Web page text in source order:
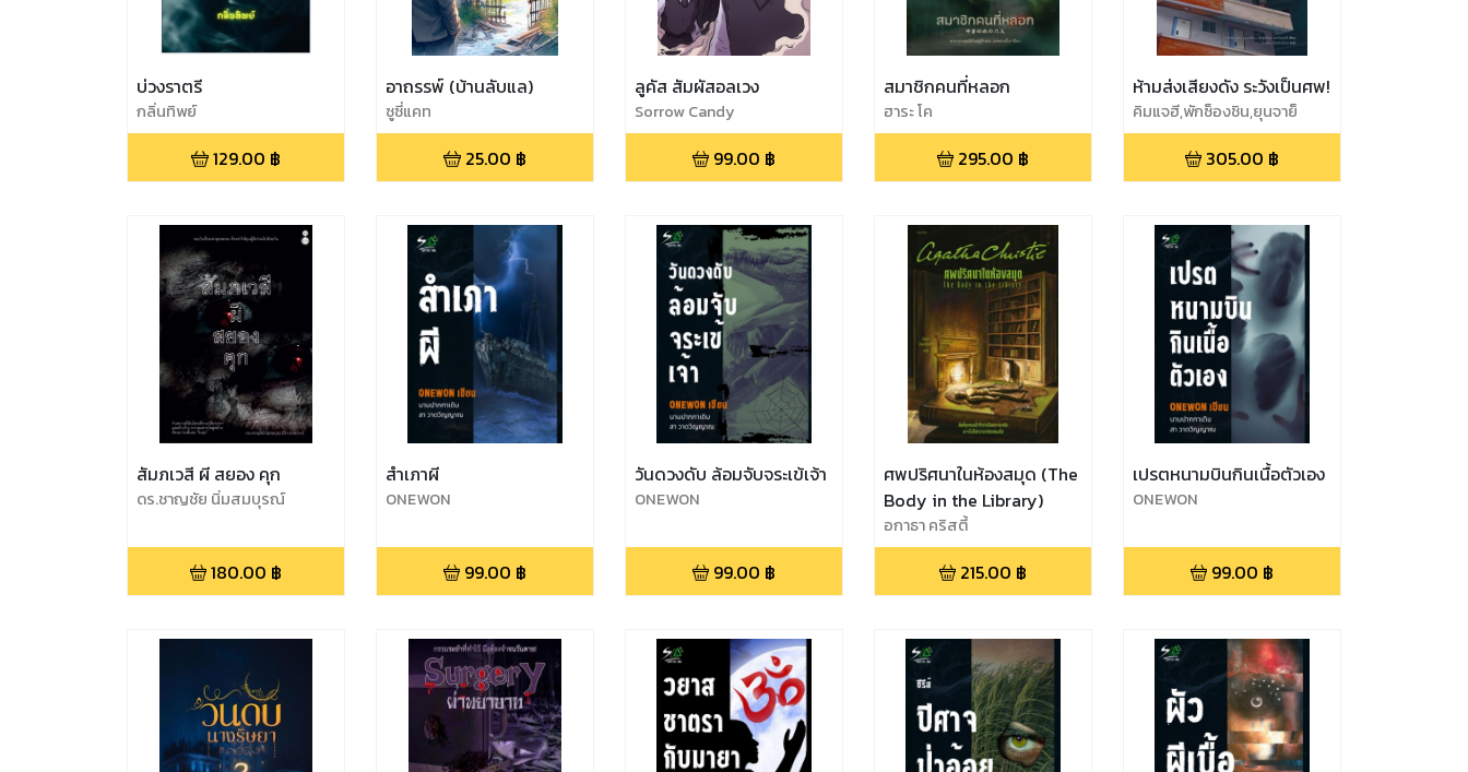
บ่วงราตรี
กลิ่นทิพย์
129.00 ฿
อาถรรพ์ (บ้านลับแล)
ซูซี่แคท
25.00 ฿
ลูคัส สัมผัสอลเวง
Sorrow Candy
99.00 ฿
สมาชิกคนที่หลอก
ฮาระ โค
295.00 ฿
ห้ามส่งเสียงดัง ระวังเป็นศพ!
คิมแจฮี,พักซ็องชิน,ยุนจาย็
อง,ยังซูรย็อน
305.00 ฿
สัมภเวสี ผี สยอง คุก
ดร.ชาญชัย นิ่มสมบุรณ์
180.00 ฿
สำเภาผี
ONEWON
99.00 ฿
วันดวงดับ ล้อมจับจระเข้เจ้า
ONEWON
99.00 ฿
ศพปริศนาในห้องสมุด (The
Body in the Library)
อกาธา คริสตี้
215.00 ฿
เปรตหนามบินกินเนื้อตัวเอง
ONEWON
99.00 ฿